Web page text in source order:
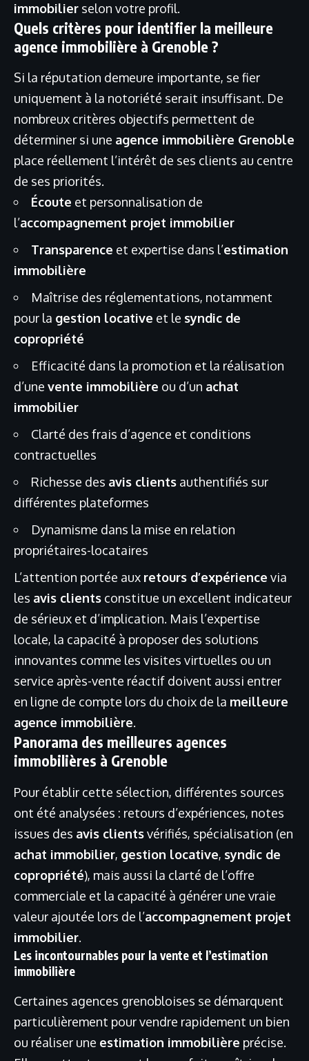
immobilier selon votre profil.
Quels critères pour identifier la meilleure
agence immobilière à Grenoble ?
Si la réputation demeure importante, se fier
uniquement à la notoriété serait insuffisant. De
nombreux critères objectifs permettent de
déterminer si une agence immobilière Grenoble
place réellement l’intérêt de ses clients au centre
de ses priorités.
Écoute et personnalisation de
l’accompagnement projet immobilier
Transparence et expertise dans l’estimation
immobilière
Maîtrise des réglementations, notamment
pour la gestion locative et le syndic de
copropriété
Efficacité dans la promotion et la réalisation
d’une vente immobilière ou d’un achat
immobilier
Clarté des frais d’agence et conditions
contractuelles
Richesse des avis clients authentifiés sur
différentes plateformes
Dynamisme dans la mise en relation
propriétaires-locataires
L’attention portée aux retours d’expérience via
les avis clients constitue un excellent indicateur
de sérieux et d’implication. Mais l’expertise
locale, la capacité à proposer des solutions
innovantes comme les visites virtuelles ou un
service après-vente réactif doivent aussi entrer
en ligne de compte lors du choix de la meilleure
agence immobilière.
Panorama des meilleures agences
immobilières à Grenoble
Pour établir cette sélection, différentes sources
ont été analysées : retours d’expériences, notes
issues des avis clientsvérifiés, spécialisation (en
achat immobilier, gestion locative, syndic de
copropriété), mais aussi la clarté de l’offre
commerciale et la capacité à générer une vraie
valeur ajoutée lors de l’accompagnement projet
immobilier.
Les incontournables pour la vente et l’estimation
immobilière
Certaines agences grenobloises se démarquent
particulièrement pour vendre rapidement un bien
ou réaliser une estimation immobilière précise.